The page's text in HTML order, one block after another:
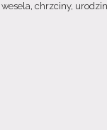
chrzciny,